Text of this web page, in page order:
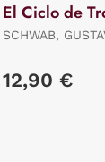
El Ciclo de
SCHWAB,
12,90 €